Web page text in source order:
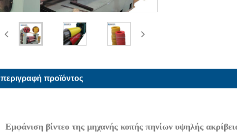
περιγραφή προϊόντος
Εμφάνιση βίντεο της μηχανής κοπής πηνίων υψηλής